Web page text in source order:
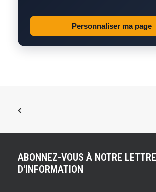
Personnaliser ma page
ABONNEZ-VOUS À NOTRE LETTRE
D'INFORMATION